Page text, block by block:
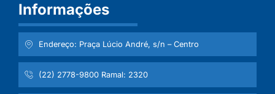
Informações
Endereço: Praça Lúcio André, s/n – Centro
(22) 2778-9800 Ramal: 2320